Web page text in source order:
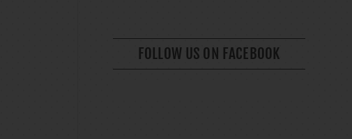
FOLLOW US ON FACEBOOK